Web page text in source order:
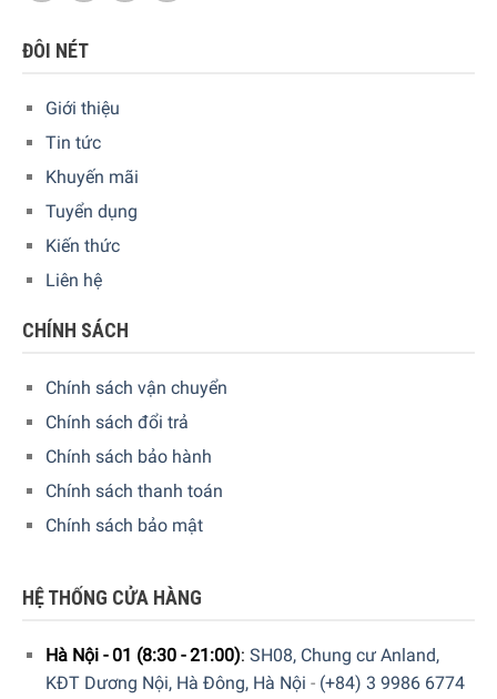
ĐÔI NÉT
Giới thiệu
Tin tức
Khuyến mãi
Tuyển dụng
Kiến thức
Liên hệ
CHÍNH SÁCH
Chính sách vận chuyển
Chính sách đổi trả
Chính sách bảo hành
Chính sách thanh toán
Chính sách bảo mật
HỆ THỐNG CỬA HÀNG
Hà Nội - 01 (8:30 - 21:00): SH08, Chung cư Anland,
KĐT Dương Nội, Hà Đông, Hà Nội - (+84) 3 9986 6774